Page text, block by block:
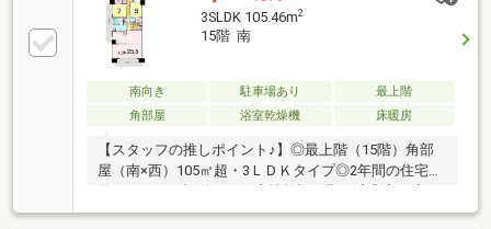
3SLDK 105.46m2
15階 南
南向き 駐車場あり
最上階
角部屋
浴室乾燥機 床暖房
【スタッフの推しポイント♪】◎最上階（15階）角部
屋（南×西）105㎡超・3ＬＤＫタイプ◎2年間の住宅設
く開放的＋眺望良好◎南向きのため日当たり通風良好